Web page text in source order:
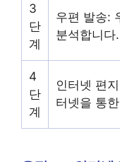
3
단
계
우편 발송:
분석합니다.
4
단
계
인터넷 편
터넷을 통